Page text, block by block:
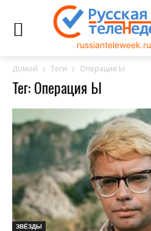
russianteleweek.ru
Домой Теги Операция Ы
Тег: Операция Ы
ЗВЁЗДЫ